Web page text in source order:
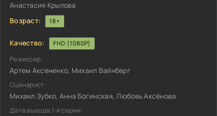
Анастасия Крылова
Возраст:
18+
Качество: FHD (1080P)
Режиссер:
Артем Аксененко, Михаил Вайнберг
Сценарист:
Михаил Зубко, Анна Богинская, Любовь Аксёнова
Дата выхода 1-й серии: